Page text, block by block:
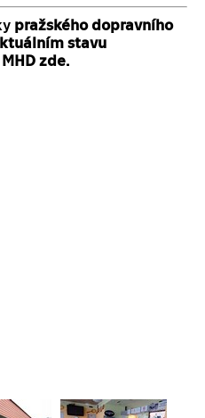
pražského dopravního
stavu
zde.